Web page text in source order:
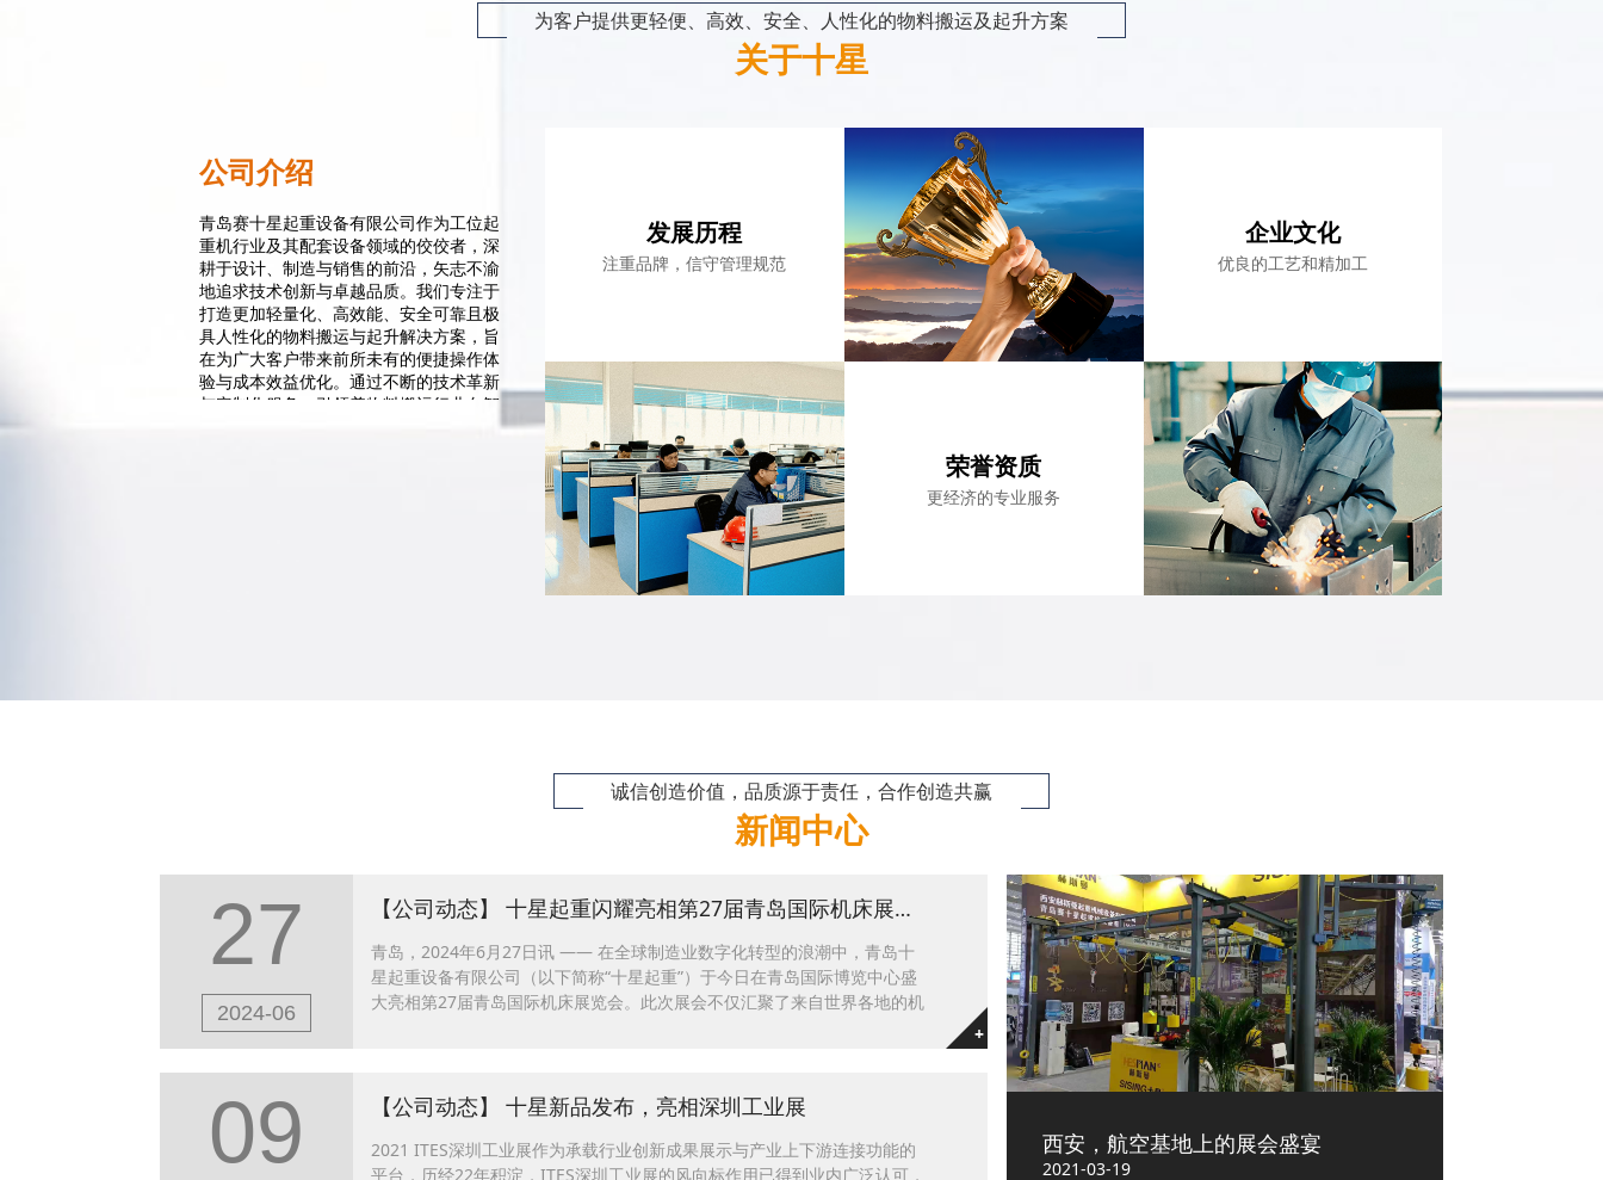
为客户提供更轻便、高效、安全、人性化的物料搬运及起升方案
关于十星
公司介绍
青岛赛十星起重设备有限公司作为工位起
重机行业及其配套设备领域的佼佼者，深
耕于设计、制造与销售的前沿，矢志不渝
地追求技术创新与卓越品质。我们专注于
打造更加轻量化、高效能、安全可靠且极
具人性化的物料搬运与起升解决方案，旨
在为广大客户带来前所未有的便捷操作体
验与成本效益优化。通过不断的技术革新
与定制化服务，引领着物料搬运行业向智
发展历程
注重品牌，信守管理规范
荣誉资质
更经济的专业服务
企业文化
优良的工艺和精加工
诚信创造价值，品质源于责任，合作创造共赢
新闻中心
西安，航空基地上的展会盛宴
2021-03-19
27
2024-06
【公司动态】 十星起重闪耀亮相第27届青岛国际机床展览会
青岛，2024年6月27日讯 —— 在全球制造业数字化转型的浪潮中，青岛十
星起重设备有限公司（以下简称“十星起重”）于今日在青岛国际博览中心盛
大亮相第27届青岛国际机床展览会。此次展会不仅汇聚了来自世界各地的机
+
09 【公司动态】 十星新品发布，亮相深圳工业展
2021 ITES深圳工业展作为承载行业创新成果展示与产业上下游连接功能的
平台，历经22年积淀，ITES深圳工业展的风向标作用已得到业内广泛认可，